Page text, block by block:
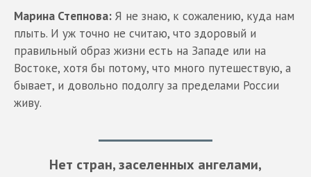
Марина Степнова: Я не знаю, к сожалению, куда нам
плыть. И уж точно не считаю, что здоровый и
правильный образ жизни есть на Западе или на
Востоке, хотя бы потому, что много путешествую, а
бывает, и довольно подолгу за пределами России
живу.
Нет стран, заселенных ангелами,